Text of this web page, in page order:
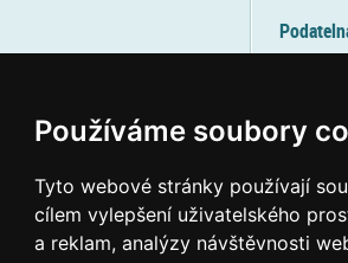
Používáme soubory
Tyto webové stránky používají
cílem vylepšení uživatelského
a reklam, analýzy návštěvnosti
(více